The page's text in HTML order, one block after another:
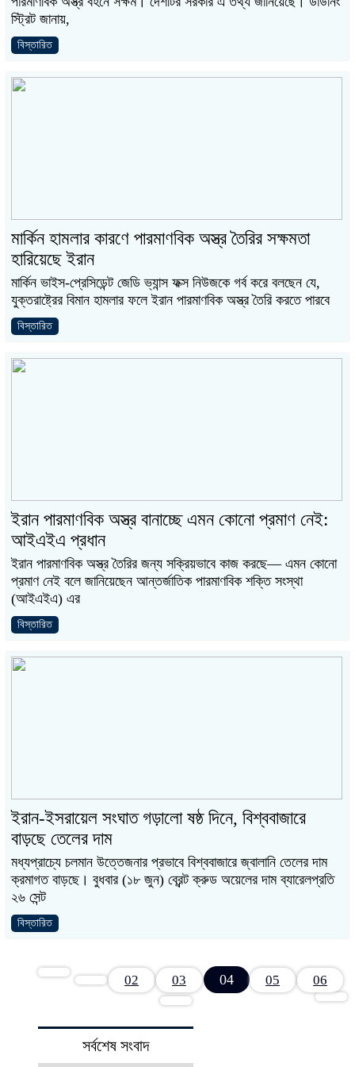
স্ট্রিট জানায়,
বিস্তারিত
মার্কিন হামলার কারণে পারমাণবিক অস্ত্র তৈরির সক্ষমতা
হারিয়েছে ইরান
মার্কিন ভাইস-প্রেসিডেন্ট জেডি ভ্যান্স ফক্স নিউজকে গর্ব করে বলছেন যে,
যুক্তরাষ্ট্রের বিমান হামলার ফলে ইরান পারমাণবিক অস্ত্র তৈরি করতে পারবে
বিস্তারিত
ইরান পারমাণবিক অস্ত্র বানাচ্ছে এমন কোনো প্রমাণ নেই:
আইএইএ প্রধান
ইরান পারমাণবিক অস্ত্র তৈরির জন্য সক্রিয়ভাবে কাজ করছে— এমন কোনো
প্রমাণ নেই বলে জানিয়েছেন আন্তর্জাতিক পারমাণবিক শক্তি সংস্থা
(আইএইএ) এর
বিস্তারিত
ইরান-ইসরায়েল সংঘাত গড়ালো ষষ্ঠ দিনে, বিশ্ববাজারে
বাড়ছে তেলের দাম
মধ্যপ্রাচ্যে চলমান উত্তেজনার প্রভাবে বিশ্ববাজারে জ্বালানি তেলের দাম
ক্রমাগত বাড়ছে। বুধবার (১৮ জুন) ব্রেন্ট ক্রুড অয়েলের দাম ব্যারেলপ্রতি
২৬ সেন্ট
বিস্তারিত
02 03 04 05 06
সর্বশেষ সংবাদ